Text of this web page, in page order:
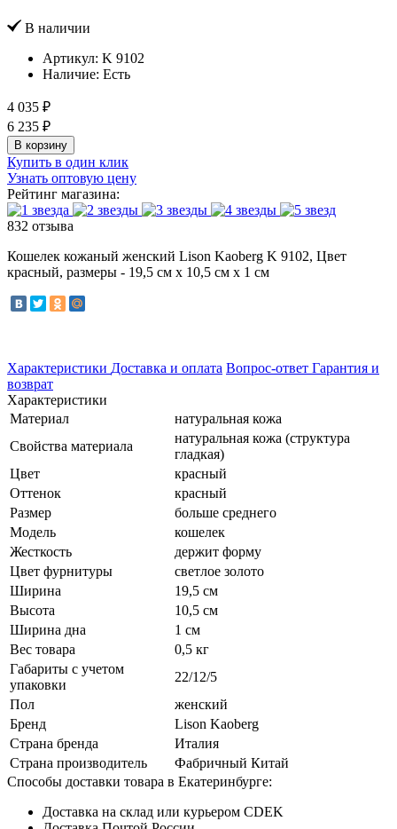
В наличии
Артикул: K 9102
Наличие: Есть
4 035 ₽
6 235 ₽
В корзину
Купить в один клик
Узнать оптовую цену
Рейтинг магазина:
832 отзыва
Кошелек кожаный женский Lison Kaoberg K 9102, Цвет
красный, размеры - 19,5 см x 10,5 см x 1 см
Характеристики Доставка и оплата Вопрос-ответ Гарантия и
возврат
Характеристики
Материал
натуральная кожа
Свойства материала
натуральная кожа (структура
гладкая)
Цвет
красный
Оттенок
красный
Размер
больше среднего
Модель
кошелек
Жесткость
держит форму
Цвет фурнитуры
светлое золото
Ширина
19,5 см
Высота
10,5 см
Ширина дна
1 см
Вес товара
0,5 кг
Габариты с учетом
упаковки
22/12/5
Пол
женский
Бренд
Lison Kaoberg
Страна бренда
Италия
Страна производитель
Фабричный Китай
Способы доставки товара в Екатеринбурге:
Доставка на склад или курьером CDEK